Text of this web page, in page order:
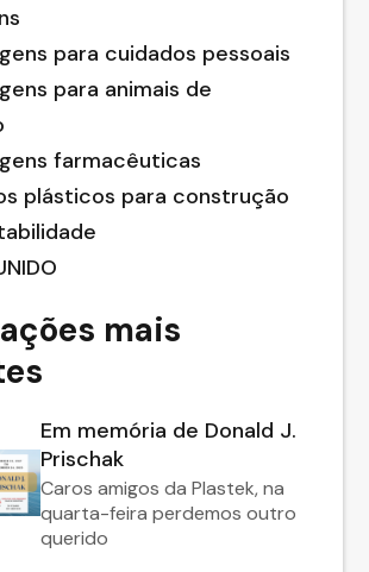
para cuidados pessoais
para animais de
farmacêuticas
plásticos para construção
mais
Em memória de Donald J.
Prischak
Caros amigos da Plastek, na
quarta-feira perdemos outro
querido